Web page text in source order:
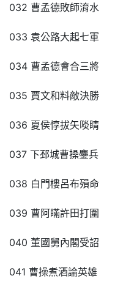
032 曹孟德敗師淯水
033 袁公路大起七軍
034 曹孟德會合三將
035 賈文和料敵決勝
036 夏侯惇拔矢啖睛
037 下邳城曹操鏖兵
038 白門樓呂布殞命
039 曹阿瞞許田打圍
040 董國舅內閣受詔
041 曹操煮酒論英雄